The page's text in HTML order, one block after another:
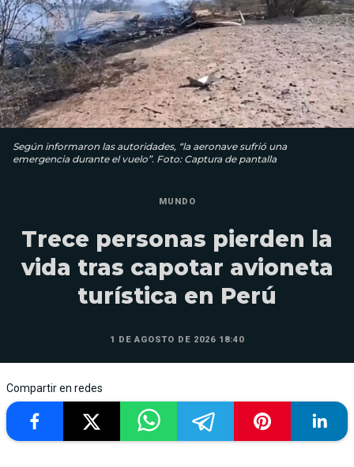
Según informaron las autoridades, “la aeronave sufrió una
emergencia durante el vuelo”. Foto: Captura de pantalla
MUNDO
Trece personas pierden la
vida tras capotar avioneta
turística en Perú
1 DE AGOSTO DE 2026 18:40
Compartir en redes